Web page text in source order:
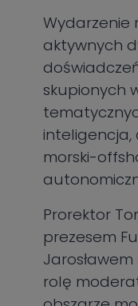
Wydarzenie
aktywnych
skupionych
inteligencja,
morski-
Prorektor
prezesem
Jarosławem
rolę